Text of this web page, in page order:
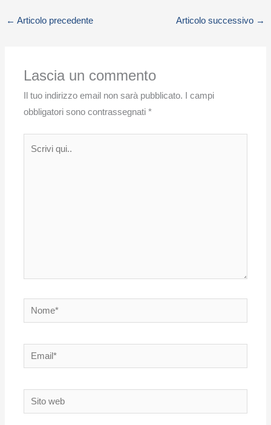
← Articolo precedente Articolo successivo →
Lascia un commento
Il tuo indirizzo email non sarà pubblicato.
I campi
obbligatori sono contrassegnati*
Nome*
Email*
Sito
web